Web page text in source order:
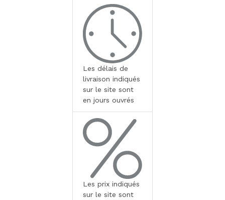
Les délais de
livraison indiqués
sur le site sont
en jours ouvrés
Les prix indiqués
sur le site sont